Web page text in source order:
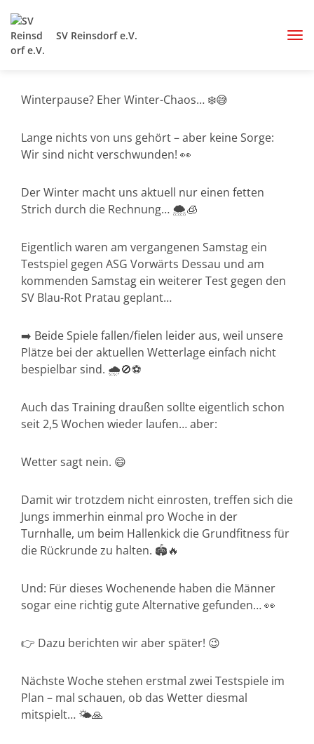
SV Reinsdorf e.V.
Winterpause? Eher Winter-Chaos… ❄️😅
Lange nichts von uns gehört – aber keine Sorge:
Wir sind nicht verschwunden! 👀
Der Winter macht uns aktuell nur einen fetten
Strich durch die Rechnung… 🌨️🧊
Eigentlich waren am vergangenen Samstag ein
Testspiel gegen ASG Vorwärts Dessau und am
kommenden Samstag ein weiterer Test gegen den
SV Blau-Rot Pratau geplant…
➡️ Beide Spiele fallen/fielen leider aus, weil unsere
Plätze bei der aktuellen Wetterlage einfach nicht
bespielbar sind. 🌧️🚫⚽
Auch das Training draußen sollte eigentlich schon
seit 2,5 Wochen wieder laufen… aber:
Wetter sagt nein. 😄
Damit wir trotzdem nicht einrosten, treffen sich die
Jungs immerhin einmal pro Woche in der
Turnhalle, um beim Hallenkick die Grundfitness für
die Rückrunde zu halten. 🏟️🔥
Und: Für dieses Wochenende haben die Männer
sogar eine richtig gute Alternative gefunden… 👀
👉 Dazu berichten wir aber später! 😉
Nächste Woche stehen erstmal zwei Testspiele im
Plan – mal schauen, ob das Wetter diesmal
mitspielt… 🌤️🙏